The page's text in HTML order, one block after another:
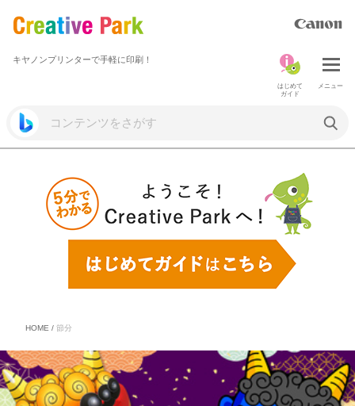
キヤノンプリンターで手軽に印刷！
メニュー
はじめて
ガイド
HOME / 節分